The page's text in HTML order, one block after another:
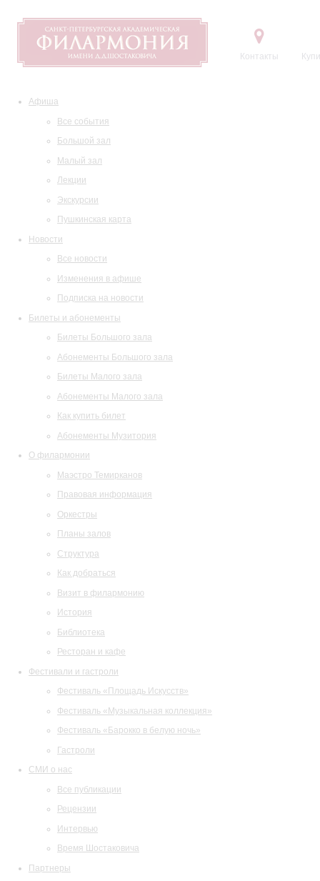
Контакты
Афиша
Все события
Большой зал
Малый зал
Лекции
Экскурсии
Пушкинская карта
Новости
Все новости
Изменения в афише
Подписка на новости
Билеты и абонементы
Билеты Большого зала
Абонементы Большого зала
Билеты Малого зала
Абонементы Малого зала
Как купить билет
Абонементы Музитория
О филармонии
Маэстро Темирканов
Правовая информация
Оркестры
Планы залов
Структура
Как добраться
Визит в филармонию
История
Библиотека
Ресторан и кафе
Фестивали и гастроли
Фестиваль «Площадь Искусств»
Фестиваль «Музыкальная коллекция»
Фестиваль «Барокко в белую ночь»
Гастроли
СМИ о нас
Все публикации
Рецензии
Интервью
Время Шостаковича
Партнеры